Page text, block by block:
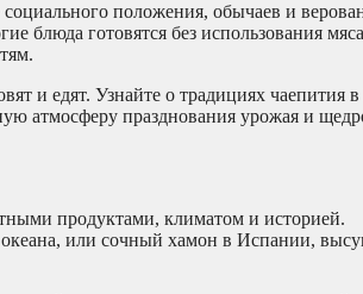
социального положения, обычаев и
блюда готовятся без использования
и едят. Узнайте о традициях чаепития
атмосферу празднования урожая и
продуктами, климатом и историей.
или сочный хамон в Испании,